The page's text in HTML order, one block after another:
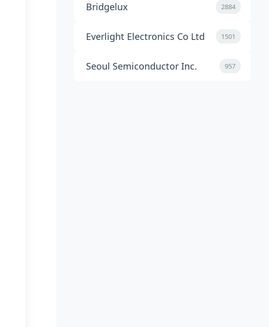
Bridgelux 2884
Everlight Electronics Co Ltd 1501
Seoul Semiconductor Inc. 957